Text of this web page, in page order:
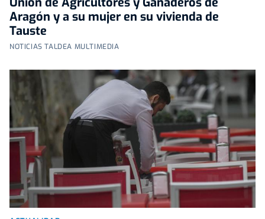
Aragón y a su mujer en su vivienda de
Tauste
NOTICIAS TALDEA MULTIMEDIA